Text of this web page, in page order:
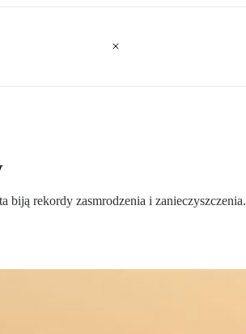
biją rekordy zasmrodzenia i